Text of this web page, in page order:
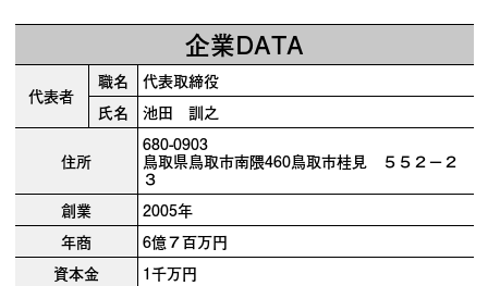
企業DATA
代表者
職名
代表取締役
氏名
池田 訓之
住所
680-0903
鳥取県鳥取市南隈460鳥取市桂見 ５５２－２
３
創業
2005年
年商
6億７百万円
資本金
1千万円